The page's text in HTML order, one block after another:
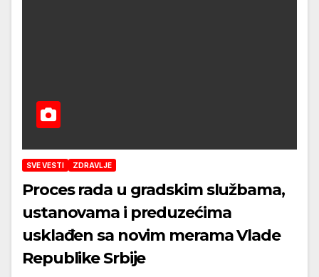
SVE VESTI ZDRAVLJE
Proces rada u gradskim službama,
ustanovama i preduzećima
usklađen sa novim merama Vlade
Republike Srbije